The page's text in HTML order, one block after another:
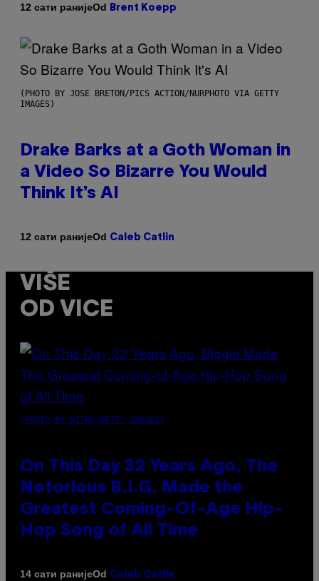
12 сати ранијеOd Brent Koepp
(PHOTO BY JOSE BRETON/PICS ACTION/NURPHOTO VIA GETTY
IMAGES)
Drake Barks at a Goth Woman in
a Video So Bizarre You Would
Think It’s AI
12 сати ранијеOd Caleb Catlin
VIŠE
OD VICE
(PHOTO BY NITRO/GETTY IMAGES)
On This Day 32 Years Ago, The
Notorious B.I.G. Made the
Greatest Coming-Of-Age Hip-
Hop Song of All Time
14 сати ранијеOd Caleb Catlin